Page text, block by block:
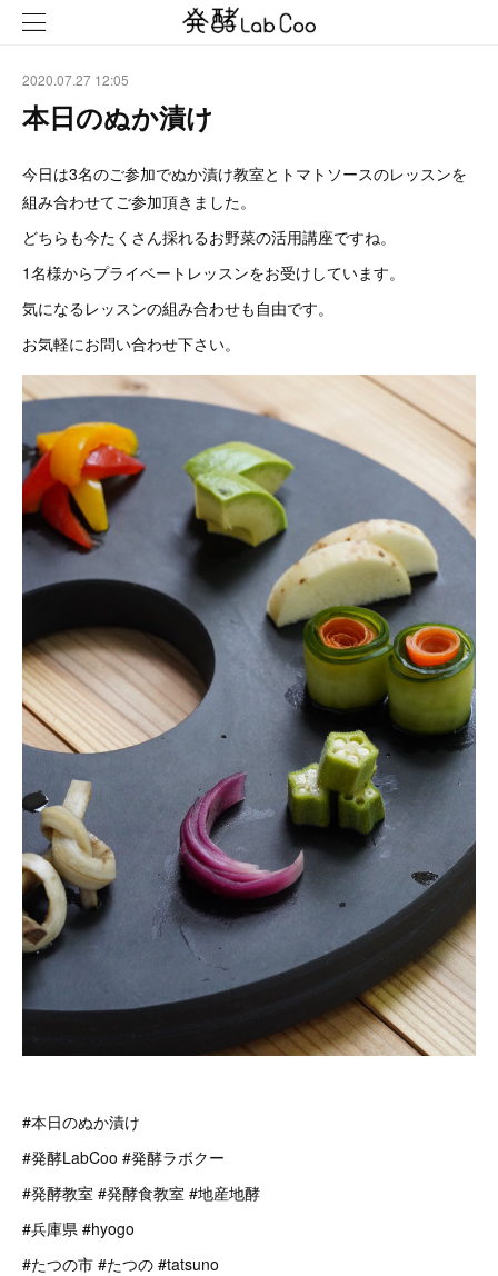
2020.07.27 12:05
本日のぬか漬け
今日は3名のご参加でぬか漬け教室とトマトソースのレッスンを
組み合わせてご参加頂きました。
どちらも今たくさん採れるお野菜の活用講座ですね。
1名様からプライベートレッスンをお受けしています。
気になるレッスンの組み合わせも自由です。
お気軽にお問い合わせ下さい。
#本日のぬか漬け
#発酵LabCoo #発酵ラボクー
#発酵教室 #発酵食教室 #地産地酵
#兵庫県 #hyogo
#たつの市 #たつの #tatsuno